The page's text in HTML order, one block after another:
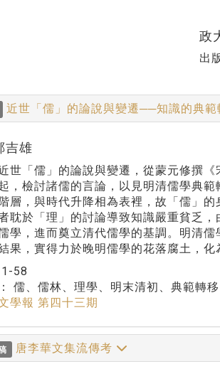
政
出
近世「儒」的論說與變遷──知識的典範
吉雄
世「儒」的論說與變遷，從蒙元修撰
，檢討諸儒的言論，以見明清儒學典
層，與時代升降相為表裡，故「儒」
耽於「理」的討論導致知識嚴重貧乏
學，進而奠立清代儒學的基調。明清
果，實得力於晚明儒學的花落腐土，化
1-58
儒、儒林、理學、明末清初、典範轉移
學報 第四十三期
唐李華文集流傳考